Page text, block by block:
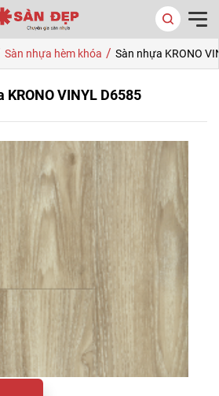
Sàn nhựa hèm khóa / Sàn nhựa KRONO
KRONO VINYL D6585